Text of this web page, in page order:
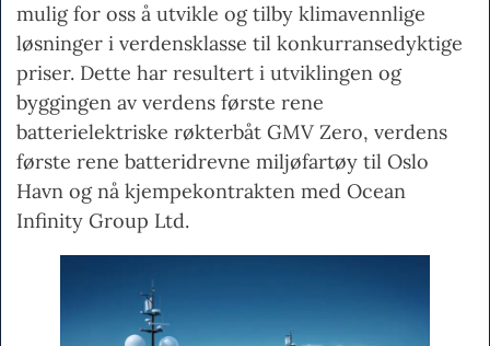
mulig for oss å utvikle og tilby klimavennlige
løsninger i verdensklasse til konkurransedyktige
priser. Dette har resultert i utviklingen og
byggingen av verdens første rene
batterielektriske røkterbåt GMV Zero, verdens
første rene batteridrevne miljøfartøy til Oslo
Havn og nå kjempekontrakten med Ocean
Infinity Group Ltd.